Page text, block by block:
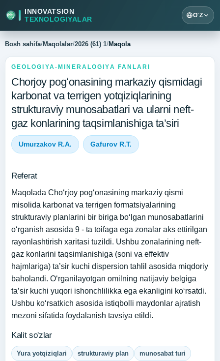
INNOVATSION
TEXNOLOGIYALAR
O'Z
Bosh sahifa/Maqolalar/2026 (61) 1/Maqola
GEOLOGIYA-MINERALOGIYA FANLARI
Chorjoy pogʻonasining markaziy qismidagi
karbonat va terrigen yotqiziqlarining
strukturaviy munosabatlari va ularni neft-
gaz konlarining taqsimlanishiga ta’siri
Umurzakov R.A. Gafurov R.T.
Referat
Maqolada Choʻrjoy pogʻonasining markaziy qismi
misolida karbonat va terrigen formatsiyalarining
strukturaviy planlarini bir biriga bo‘lgan munosabatlarini
o‘rganish asosida 9 - ta toifaga ega zonalar aks ettirilgan
rayonlashtirish xaritasi tuzildi. Ushbu zonalarining neft-
gaz konlarini taqsimlanishiga (soni va effektiv
hajmlariga) ta’sir kuchi dispersion tahlil asosida miqdoriy
baholandi. O‘rganilayotgan omilning natijaviy belgiga
ta’sir kuchi yuqori ishonchlilikka ega ekanligini ko‘rsatdi.
Ushbu ko‘rsatkich asosida istiqbolli maydonlar ajratish
mezoni sifatida foydalanish tavsiya etildi.
Kalit so'zlar
Yura yotqiziqlari strukturaviy plan munosabat turi